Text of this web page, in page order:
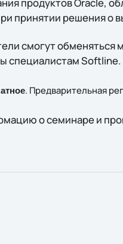
принятии решения о
смогут
специалистам Softline.
. Предварительная
о семинаре и